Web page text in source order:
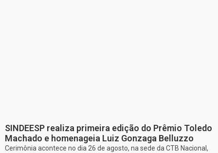
SINDEESP realiza primeira edição do Prêmio Toledo
Machado e homenageia Luiz Gonzaga Belluzzo
Cerimônia acontece no dia 26 de agosto, na sede da CTB Nacional,